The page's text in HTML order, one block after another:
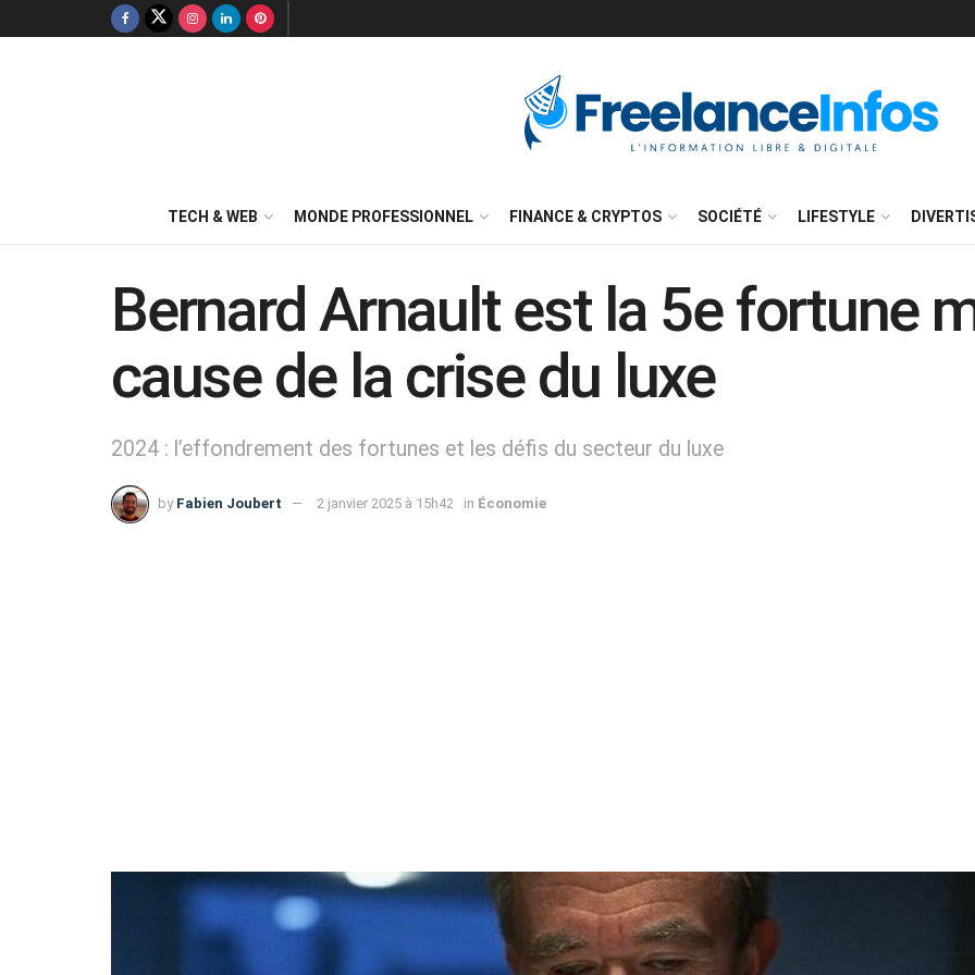
TECH & WEB MONDE PROFESSIONNEL FINANCE & CRYPTOS SOCIÉTÉ LIFESTYLE
Bernard Arnault est la 5e fortune
cause de la crise du luxe
2024 : l’effondrement des fortunes et les défis du secteur du luxe
by Fabien Joubert 2 janvier 2025 à 15h42 in Économie